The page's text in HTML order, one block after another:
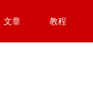
文章 教程